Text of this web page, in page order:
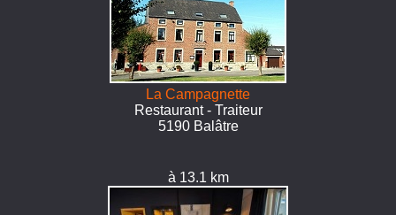
La Campagnette
Restaurant - Traiteur
5190 Balâtre
à 13.1 km